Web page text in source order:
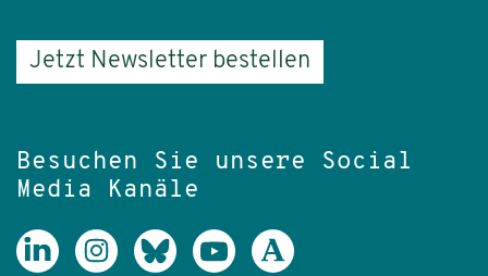
Jetzt Newsletter bestellen
Besuchen Sie unsere Social
Media Kanäle